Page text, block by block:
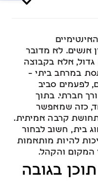
אנשים. לא מדובר
אלא בקבוצה
במרחב ביתי –
לפעמים סביב
חברתי. בתוך
כזה שמאפשר
קרבה אמיתית.
בית, חשוב לבחור
להיות מותאמות
המקום והקהל.
בגובה